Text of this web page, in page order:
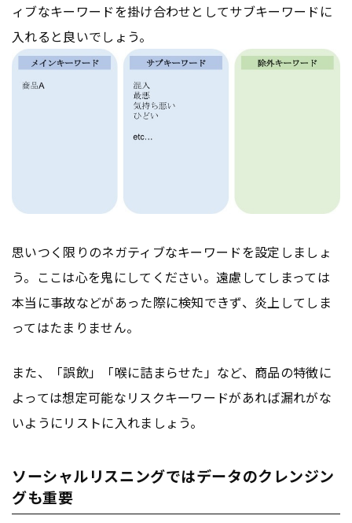
ィブなキーワードを掛け合わせとしてサブキーワードに
入れると良いでしょう。
思いつく限りのネガティブなキーワードを設定しましょ
う。ここは心を鬼にしてください。遠慮してしまっては
本当に事故などがあった際に検知できず、炎上してしま
ってはたまりません。
また、「誤飲」「喉に詰まらせた」など、商品の特徴に
よっては想定可能なリスクキーワードがあれば漏れがな
いようにリストに入れましょう。
ソーシャルリスニングではデータのクレンジン
グも重要